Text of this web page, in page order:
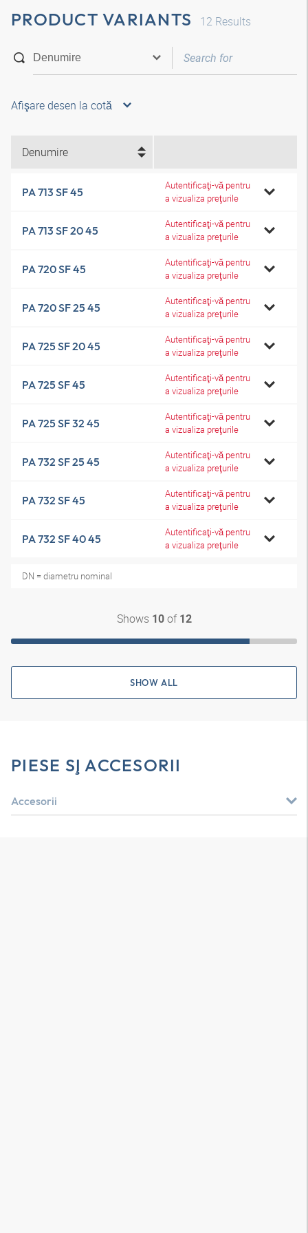
PRODUCT VARIANTS 12 Results
Afişare desen la cotă
Denumire
PA 713 SF 45
Autentificaţi-vă pentru
a vizualiza preţurile
PA 713 SF 20 45
Autentificaţi-vă pentru
a vizualiza preţurile
PA 720 SF 45
Autentificaţi-vă pentru
a vizualiza preţurile
PA 720 SF 25 45
Autentificaţi-vă pentru
a vizualiza preţurile
PA 725 SF 20 45
Autentificaţi-vă pentru
a vizualiza preţurile
PA 725 SF 45
Autentificaţi-vă pentru
a vizualiza preţurile
PA 725 SF 32 45
Autentificaţi-vă pentru
a vizualiza preţurile
PA 732 SF 25 45
Autentificaţi-vă pentru
a vizualiza preţurile
PA 732 SF 45
Autentificaţi-vă pentru
a vizualiza preţurile
PA 732 SF 40 45
Autentificaţi-vă pentru
a vizualiza preţurile
DN = diametru nominal
Shows 10of 12
SHOW ALL
PIESE ŞI ACCESORII
Accesorii